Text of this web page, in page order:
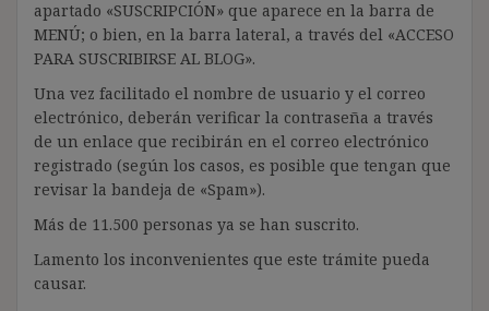
apartado «SUSCRIPCIÓN» que aparece en la barra de
MENÚ; o bien, en la barra lateral, a través del «ACCESO
PARA SUSCRIBIRSE AL BLOG».
Una vez facilitado el nombre de usuario y el correo
electrónico, deberán verificar la contraseña a través
de un enlace que recibirán en el correo electrónico
registrado (según los casos, es posible que tengan que
revisar la bandeja de «Spam»).
Más de 11.500 personas ya se han suscrito.
Lamento los inconvenientes que este trámite pueda
causar.